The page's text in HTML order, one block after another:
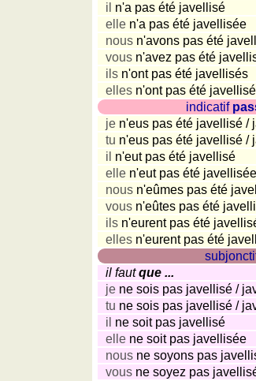
Geografie
Küstenquiz
Geografiequiz
Städtequiz
Münzenquiz
Länderquiz
weitere
Gehirntraining
Rechentrainer
il n'a pas été javellisé
elle n'a pas été javellisée
nous n'avons pas été
vous n'avez pas été
ils n'ont pas été javellisés
elles n'ont pas été
indicatif
je n'eus pas été javellisé /
tu n'eus pas été javellisé /
il n'eut pas été javellisé
elle n'eut pas été javellisée
nous n'eûmes pas été
vous n'eûtes pas été
ils n'eurent pas été
elles n'eurent pas été
il fautque ...
je ne sois pas javellisé /
tu ne sois pas javellisé /
il ne soit pas javellisé
elle ne soit pas javellisée
nous ne soyons pas
vous ne soyez pas